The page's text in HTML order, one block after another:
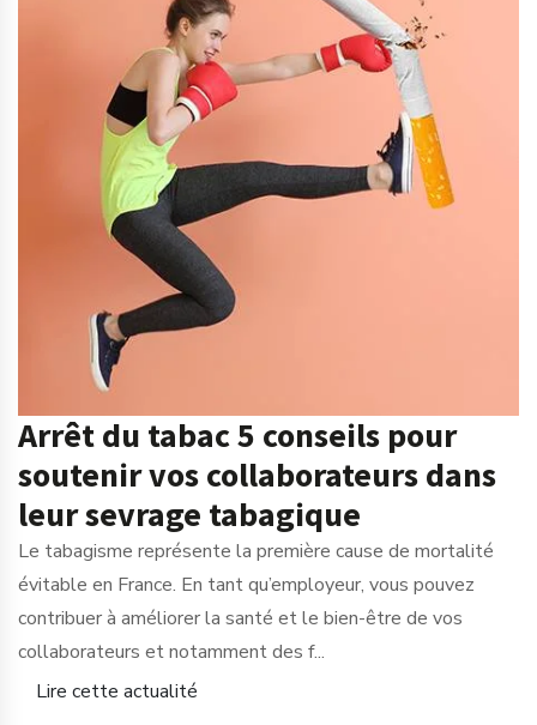
Arrêt du tabac 5 conseils pour
soutenir vos collaborateurs dans
leur sevrage tabagique
Le tabagisme représente la première cause de mortalité
évitable en France. En tant qu’employeur, vous pouvez
contribuer à améliorer la santé et le bien-être de vos
collaborateurs et notamment des f...
Lire cette actualité